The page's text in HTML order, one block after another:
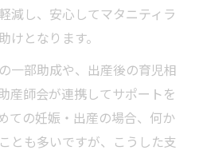
減し、安心してマタニティラ
けとなります。
一部助成や、出産後の育児相
産師会が連携してサポートを
ての妊娠・出産の場合、何か
とも多いですが、こうした支